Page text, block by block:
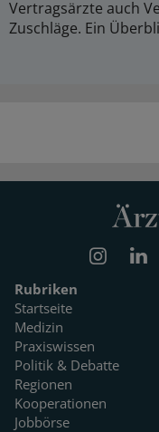
Vertragsärzte auch
Zuschläge. Ein
Rubriken
Startseite
Medizin
Praxiswissen
Politik & Debatte
Regionen
Kooperationen
Jobbörse